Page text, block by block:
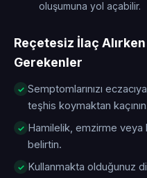
oluşumuna yol açabilir.
Reçetesiz İlaç
Gerekenler
Semptomlarınızı
teşhis koymaktan
Hamilelik, emzirme veya
belirtin.
Kullanmakta olduğunuz